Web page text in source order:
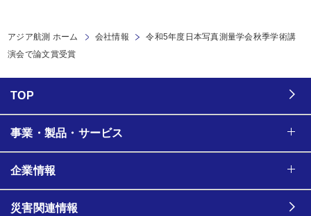
アジア航測 ホーム 会社情報
令和5年度日本写真測量学会秋季学術講
演会で論文賞受賞
TOP
事業・製品・サービス
企業情報
災害関連情報